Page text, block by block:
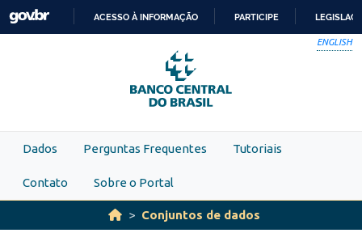
Skip to main content
PARA
O
CONTEÚDO
ACESSO À INFORMAÇÃO PARTICIPE
ENGLISH
Dados Perguntas Frequentes Tutoriais
Contato Sobre o Portal
Conjuntos de dados